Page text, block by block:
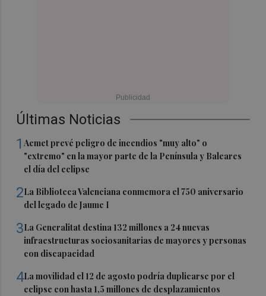
Últimas Noticias
1Aemet prevé peligro de incendios "muy alto" o
"extremo" en la mayor parte de la Península y Baleares
el día del eclipse
2La Biblioteca Valenciana conmemora el 750 aniversario
del legado de Jaume I
3La Generalitat destina 132 millones a 24 nuevas
infraestructuras sociosanitarias de mayores y personas
con discapacidad
4La movilidad el 12 de agosto podría duplicarse por el
eclipse con hasta 1,5 millones de desplazamientos